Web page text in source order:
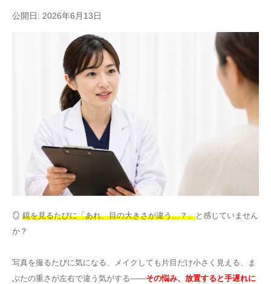
公開日: 2026年6月13日
🪞 鏡を見るたびに「あれ、目の大きさが違う…？」と感じていません
か？
写真を撮るたびに気になる、メイクしても片目だけ小さく見える、ま
ぶたの重さが左右で違う気がする——その悩み、放置すると手遅れに
料金表
アクセス
採用情報
言語
简体中文 한국어 日本語
English